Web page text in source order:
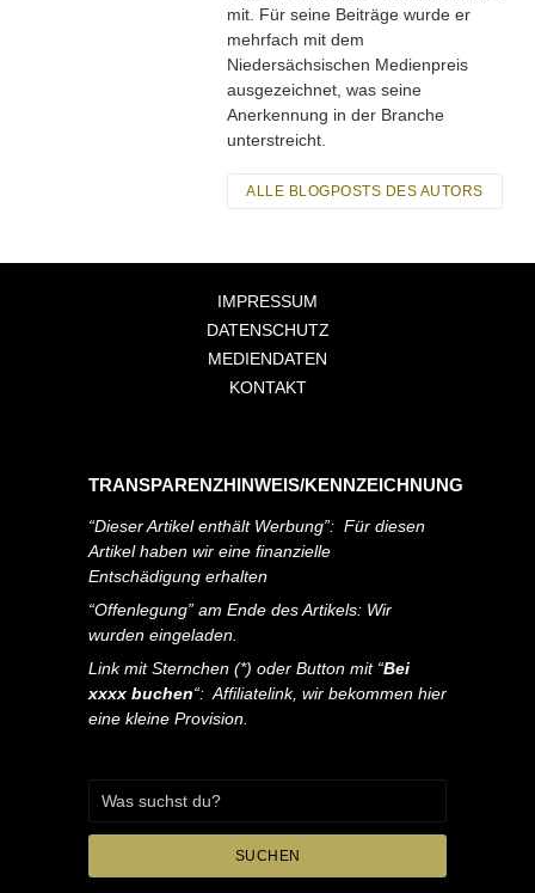
mit. Für seine Beiträge wurde er
mehrfach mit dem
Niedersächsischen Medienpreis
ausgezeichnet, was seine
Anerkennung in der Branche
unterstreicht.
ALLE BLOGPOSTS DES AUTORS
IMPRESSUM
DATENSCHUTZ
MEDIENDATEN
KONTAKT
TRANSPARENZHINWEIS/KENNZEICHNUNG
“Dieser Artikel enthält Werbung”: Für diesen
Artikel haben wir eine finanzielle
Entschädigung erhalten
“Offenlegung” am Ende des Artikels: Wir
wurden eingeladen.
Link mit Sternchen (*) oder Button mit “Bei
xxxx buchen“: Affiliatelink, wir bekommen hier
eine kleine Provision.
SUCHEN